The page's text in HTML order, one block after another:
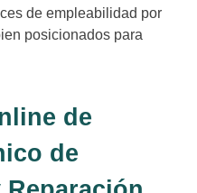
de empleabilidad por
posicionados para
de
de